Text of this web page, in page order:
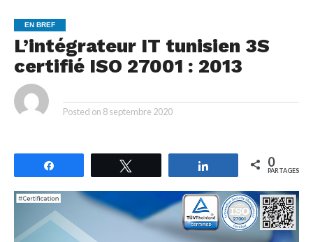
EN BREF
L’intégrateur IT tunisien 3S
certifié ISO 27001 : 2013
Posted on 8 septembre 2020
Partagez 0
PARTAGES